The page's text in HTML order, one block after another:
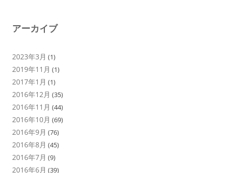
アーカイブ
2023年3月 (1)
2019年11月 (1)
2017年1月 (1)
2016年12月 (35)
2016年11月 (44)
2016年10月 (69)
2016年9月 (76)
2016年8月 (45)
2016年7月 (9)
2016年6月 (39)